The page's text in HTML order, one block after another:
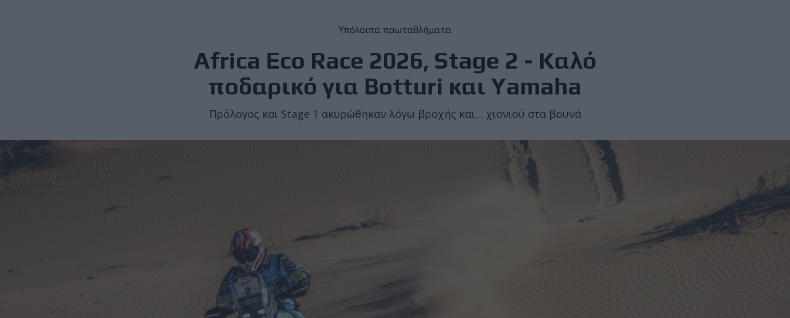
Υπόλοιπα πρωταθλήματα
Africa Eco Race 2026, Stage 2 - Καλό
ποδαρικό για Botturi και Yamaha
Πρόλογος και Stage 1 ακυρώθηκαν λόγω βροχής και… χιονιού στα βουνά